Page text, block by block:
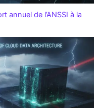
annuel de l’ANSSI à la